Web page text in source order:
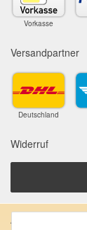
Vorkasse
Versandpartner
Deutschland
Widerruf
Anschrift: